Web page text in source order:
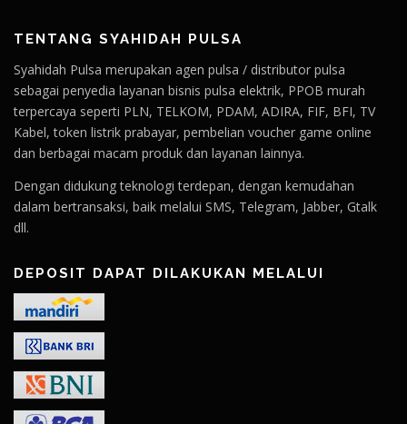
TENTANG SYAHIDAH PULSA
Syahidah Pulsa merupakan agen pulsa / distributor pulsa
sebagai penyedia layanan bisnis pulsa elektrik, PPOB murah
terpercaya seperti PLN, TELKOM, PDAM, ADIRA, FIF, BFI, TV
Kabel, token listrik prabayar, pembelian voucher game online
dan berbagai macam produk dan layanan lainnya.
Dengan didukung teknologi terdepan, dengan kemudahan
dalam bertransaksi, baik melalui SMS, Telegram, Jabber, Gtalk
dll.
DEPOSIT DAPAT DILAKUKAN MELALUI